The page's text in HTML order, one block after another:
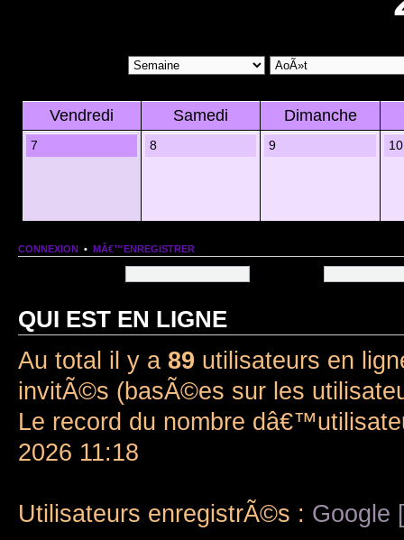
Vendredi Samedi Dimanche
7 8 9 10
CONNEXION • MÂ€™ENREGISTRER
QUI EST EN LIGNE
Au total il y a 89 utilisateurs en
invitÃ©s (basÃ©es sur les
Le record du nombre
2026 11:18
Utilisateurs enregistrÃ©s : Google